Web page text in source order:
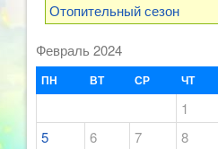
Отопительный сезон
Февраль 2024
ПН ВТ СР ЧТ
1
5
6 7 8